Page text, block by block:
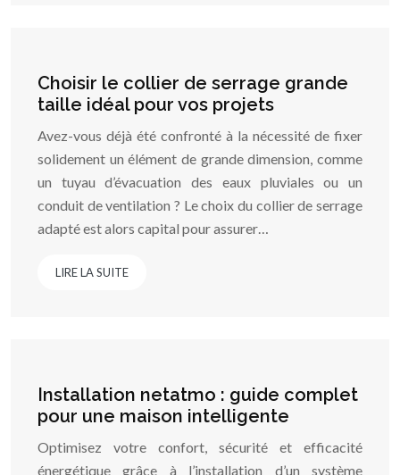
Choisir le collier de serrage grande
taille idéal pour vos projets
Avez-vous déjà été confronté à la nécessité de fixer
solidement un élément de grande dimension, comme
un tuyau d’évacuation des eaux pluviales ou un
conduit de ventilation ? Le choix du collier de serrage
adapté est alors capital pour assurer…
LIRE LA SUITE
Installation netatmo : guide complet
pour une maison intelligente
Optimisez votre confort, sécurité et efficacité
énergétique grâce à l’installation d’un système